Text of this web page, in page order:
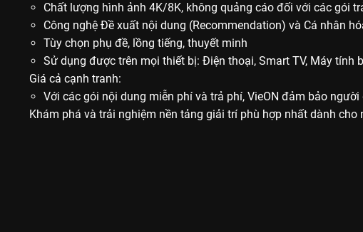
Chất lượng hình ảnh 4K/8K, không quảng cáo đối với các gói
Công nghệ Đề xuất nội dung (Recommendation) và Cá nhân
Tùy chọn phụ đề, lồng tiếng, thuyết minh
Sử dụng được trên mọi thiết bị: Điện thoại, Smart TV, Máy tính
Giá cả cạnh tranh:
Với các gói nội dung miễn phí và trả phí, VieON đảm bảo
Khám phá và trải nghiệm nền tảng giải trí phù hợp nhất dành cho